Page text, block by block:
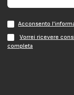
Acconsento
Vorrei ricevere
completa